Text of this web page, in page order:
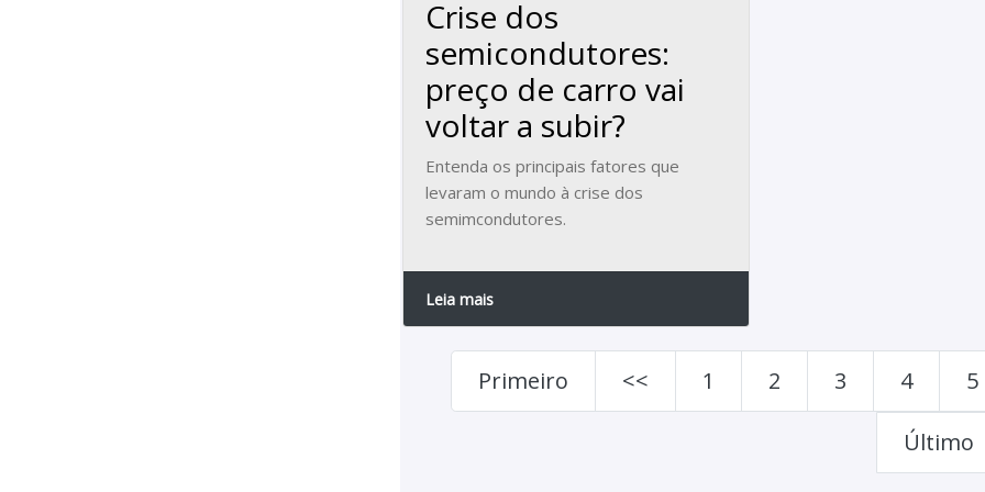
Crise dos
semicondutores:
preço de carro vai
voltar a subir?
Entenda os principais fatores que
levaram o mundo à crise dos
semimcondutores.
Leia mais
Primeiro << 1 2 3 4 5
Último